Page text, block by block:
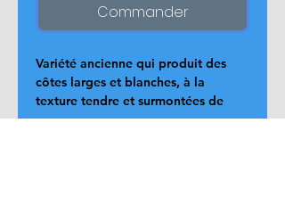
Commander
Variété ancienne qui produit des
côtes larges et blanches, à la
texture tendre et surmontées de
feuilles allongées de couleur vert